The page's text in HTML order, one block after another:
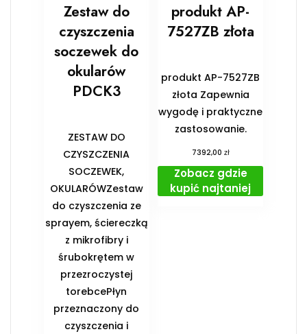
Zestaw do
czyszczenia
soczewek do
okularów
PDCK3
ZESTAW DO
CZYSZCZENIA
SOCZEWEK,
OKULARÓWZestaw
do czyszczenia ze
sprayem, ściereczką
z mikrofibry i
śrubokrętem w
przezroczystej
torebcePłyn
przeznaczony do
czyszczenia i
produkt AP-
7527ZB złota
produkt AP-7527ZB
złota Zapewnia
wygodę i praktyczne
zastosowanie.
7392,00 zł
Zobacz gdzie
kupić najtaniej